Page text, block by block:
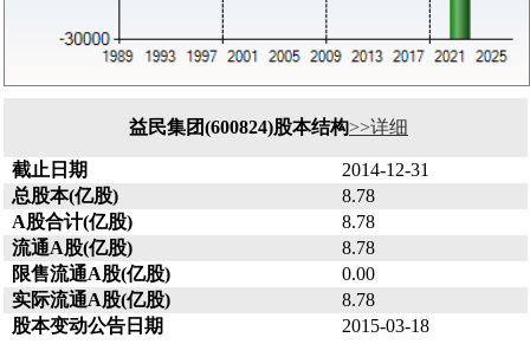
益民集团(600824)股本结构>>详细
截止日期
2014-12-31
总股本(亿股)
8.78
A股合计(亿股)
8.78
流通A股(亿股)
8.78
限售流通A股(亿股)
0.00
实际流通A股(亿股)
8.78
股本变动公告日期
2015-03-18